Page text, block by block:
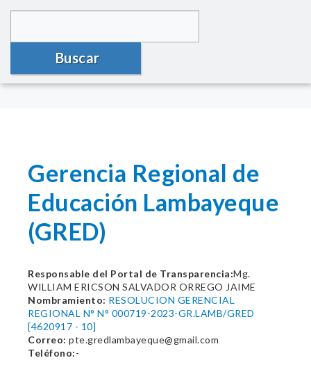
Buscar
Gerencia Regional de
Educación Lambayeque
(GRED)
Responsable del Portal de Transparencia:Mg.
WILLIAM ERICSON SALVADOR ORREGO JAIME
Nombramiento: RESOLUCION GERENCIAL
REGIONAL N° N° 000719-2023-GR.LAMB/GRED
[4620917 - 10]
Correo: pte.gredlambayeque@gmail.com
Teléfono:-